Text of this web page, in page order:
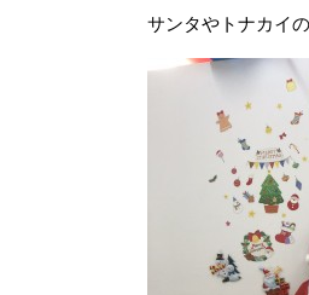
サンタやトナカイ